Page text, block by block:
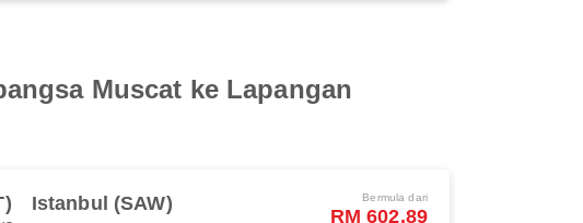
Muscat ke Lapangan
Istanbul (SAW) Bermula dari
RM 602.89